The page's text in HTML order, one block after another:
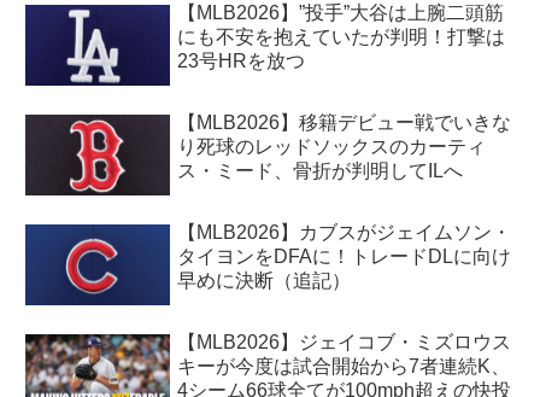
【MLB2026】”投手”大谷は上腕二頭筋
にも不安を抱えていたが判明！打撃は
23号HRを放つ
【MLB2026】移籍デビュー戦でいきな
り死球のレッドソックスのカーティ
ス・ミード、骨折が判明してILへ
【MLB2026】カブスがジェイムソン・
タイヨンをDFAに！トレードDLに向け
早めに決断（追記）
【MLB2026】ジェイコブ・ミズロウス
キーが今度は試合開始から7者連続K、
4シーム66球全てが100mph超えの快投